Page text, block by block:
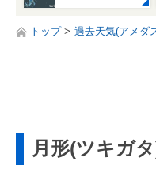
トップ 過去天気(アメダ
月形(ツキガ